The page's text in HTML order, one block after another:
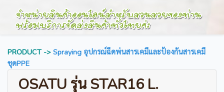
PRODUCT -> Spraying อุปกรณ์ฉีดพ่นสารเคมีและป้องกันสารเคมี
ชุดPPE
OSATU รุ่น STAR16 L.